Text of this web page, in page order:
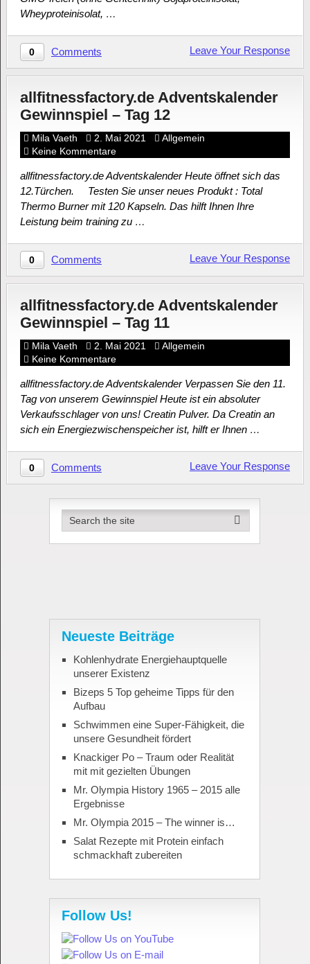
Wheyproteinisolat, …
0 Comments Leave Your Response
allfitnessfactory.de Adventskalender
Gewinnspiel – Tag 12
Mila Vaeth 2. Mai 2021
Allgemein
Keine Kommentare
allfitnessfactory.de Adventskalender Heute öffnet sich das
12.Türchen. Testen Sie unser neues Produkt : Total
Thermo Burner mit 120 Kapseln. Das hilft Ihnen Ihre
Leistung beim training zu …
0 Comments Leave Your Response
allfitnessfactory.de Adventskalender
Gewinnspiel – Tag 11
Mila Vaeth 2. Mai 2021
Allgemein
Keine Kommentare
allfitnessfactory.de Adventskalender Verpassen Sie den 11.
Tag von unserem Gewinnspiel Heute ist ein absoluter
Verkaufsschlager von uns! Creatin Pulver. Da Creatin an
sich ein Energiezwischenspeicher ist, hilft er Ihnen …
0 Comments Leave Your Response
Neueste Beiträge
Kohlenhydrate Energiehauptquelle
unserer Existenz
Bizeps 5 Top geheime Tipps für den
Aufbau
Schwimmen eine Super-Fähigkeit, die
unsere Gesundheit fördert
Knackiger Po – Traum oder Realität
mit mit gezielten Übungen
Mr. Olympia History 1965 – 2015 alle
Ergebnisse
Mr. Olympia 2015 – The winner is…
Salat Rezepte mit Protein einfach
schmackhaft zubereiten
Follow Us!